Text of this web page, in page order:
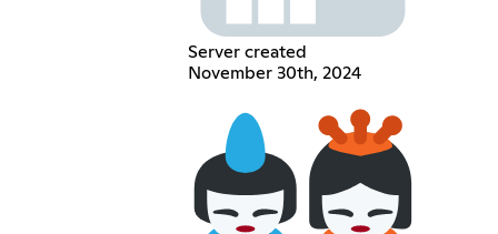
Server created
November 30th, 2024